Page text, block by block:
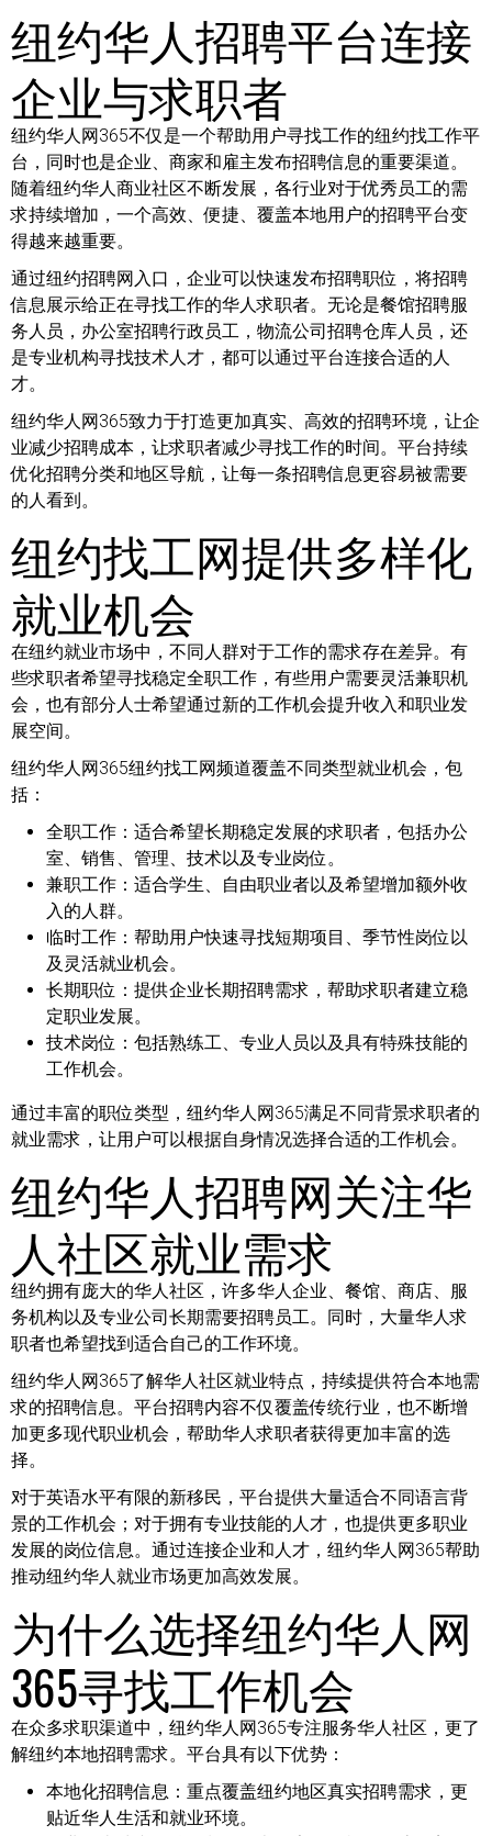
纽约华人招聘平台连接
企业与求职者
纽约华人网365不仅是一个帮助用户寻找工作的纽约找工作平
台，同时也是企业、商家和雇主发布招聘信息的重要渠道。
随着纽约华人商业社区不断发展，各行业对于优秀员工的需
求持续增加，一个高效、便捷、覆盖本地用户的招聘平台变
得越来越重要。
通过纽约招聘网入口，企业可以快速发布招聘职位，将招聘
信息展示给正在寻找工作的华人求职者。无论是餐馆招聘服
务人员，办公室招聘行政员工，物流公司招聘仓库人员，还
是专业机构寻找技术人才，都可以通过平台连接合适的人
才。
纽约华人网365致力于打造更加真实、高效的招聘环境，让企
业减少招聘成本，让求职者减少寻找工作的时间。平台持续
优化招聘分类和地区导航，让每一条招聘信息更容易被需要
的人看到。
纽约找工网提供多样化
就业机会
在纽约就业市场中，不同人群对于工作的需求存在差异。有
些求职者希望寻找稳定全职工作，有些用户需要灵活兼职机
会，也有部分人士希望通过新的工作机会提升收入和职业发
展空间。
纽约华人网365纽约找工网频道覆盖不同类型就业机会，包
括：
全职工作： 适合希望长期稳定发展的求职者，包括办公
室、销售、管理、技术以及专业岗位。
兼职工作： 适合学生、自由职业者以及希望增加额外收
入的人群。
临时工作： 帮助用户快速寻找短期项目、季节性岗位以
及灵活就业机会。
长期职位： 提供企业长期招聘需求，帮助求职者建立稳
定职业发展。
技术岗位： 包括熟练工、专业人员以及具有特殊技能的
工作机会。
通过丰富的职位类型，纽约华人网365满足不同背景求职者的
就业需求，让用户可以根据自身情况选择合适的工作机会。
纽约华人招聘网关注华
人社区就业需求
纽约拥有庞大的华人社区，许多华人企业、餐馆、商店、服
务机构以及专业公司长期需要招聘员工。同时，大量华人求
职者也希望找到适合自己的工作环境。
纽约华人网365了解华人社区就业特点，持续提供符合本地需
求的招聘信息。平台招聘内容不仅覆盖传统行业，也不断增
加更多现代职业机会，帮助华人求职者获得更加丰富的选
择。
对于英语水平有限的新移民，平台提供大量适合不同语言背
景的工作机会；对于拥有专业技能的人才，也提供更多职业
发展的岗位信息。通过连接企业和人才，纽约华人网365帮助
推动纽约华人就业市场更加高效发展。
为什么选择纽约华人网
365寻找工作机会
在众多求职渠道中，纽约华人网365专注服务华人社区，更了
解纽约本地招聘需求。平台具有以下优势：
本地化招聘信息： 重点覆盖纽约地区真实招聘需求，更
贴近华人生活和就业环境。